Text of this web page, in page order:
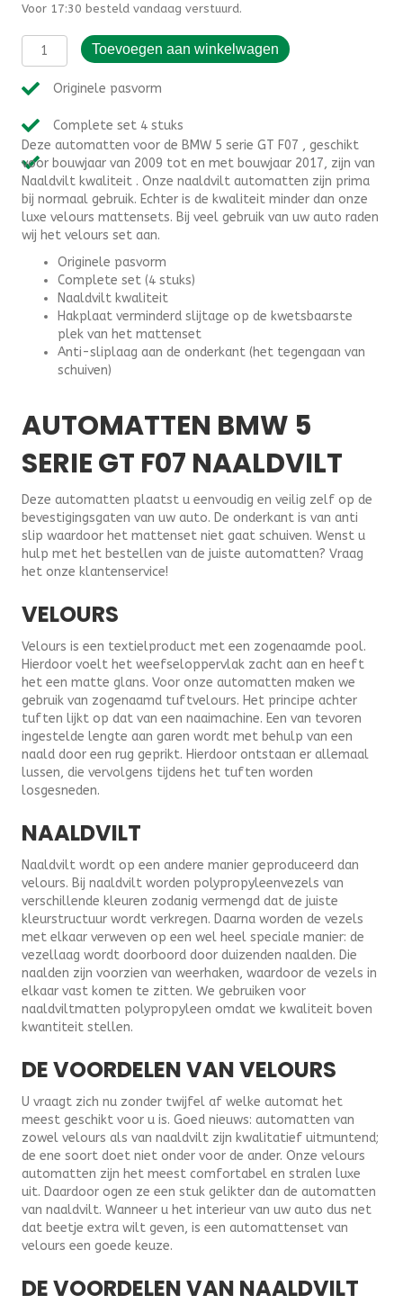
was:
€29,95.
is:
€24,95.
Voor 17:30 besteld vandaag verstuurd.
Automatten
BMW
serie
F07
(2009-
2017)
-
Naaldvilt
aantal
Toevoegen aan winkelwagen
Originele pasvorm
Complete set 4 stuks
Deze automatten voor de BMW 5 serie GT F07 , geschikt
voor bouwjaar van 2009 tot en met bouwjaar 2017, zijn van
Naaldvilt kwaliteit . Onze naaldvilt automatten zijn prima
bij normaal gebruik. Echter is de kwaliteit minder dan onze
luxe velours mattensets. Bij veel gebruik van uw auto raden
wij het velours set aan.
Originele pasvorm
Complete set (4 stuks)
Naaldvilt kwaliteit
Hakplaat verminderd slijtage op de kwetsbaarste
plek van het mattenset
Anti-sliplaag aan de onderkant (het tegengaan van
schuiven)
AUTOMATTEN BMW 5
SERIE GT F07 NAALDVILT
Deze automatten plaatst u eenvoudig en veilig zelf op de
bevestigingsgaten van uw auto. De onderkant is van anti
slip waardoor het mattenset niet gaat schuiven. Wenst u
hulp met het bestellen van de juiste automatten? Vraag
het onze klantenservice!
VELOURS
Velours is een textielproduct met een zogenaamde pool.
Hierdoor voelt het weefseloppervlak zacht aan en heeft
het een matte glans. Voor onze automatten maken we
gebruik van zogenaamd tuftvelours. Het principe achter
tuften lijkt op dat van een naaimachine. Een van tevoren
ingestelde lengte aan garen wordt met behulp van een
naald door een rug geprikt. Hierdoor ontstaan er allemaal
lussen, die vervolgens tijdens het tuften worden
losgesneden.
NAALDVILT
Naaldvilt wordt op een andere manier geproduceerd dan
velours. Bij naaldvilt worden polypropyleenvezels van
verschillende kleuren zodanig vermengd dat de juiste
kleurstructuur wordt verkregen. Daarna worden de vezels
met elkaar verweven op een wel heel speciale manier: de
vezellaag wordt doorboord door duizenden naalden. Die
naalden zijn voorzien van weerhaken, waardoor de vezels in
elkaar vast komen te zitten. We gebruiken voor
naaldviltmatten polypropyleen omdat we kwaliteit boven
kwantiteit stellen.
DE VOORDELEN VAN VELOURS
U vraagt zich nu zonder twijfel af welke automat het
meest geschikt voor u is. Goed nieuws: automatten van
zowel velours als van naaldvilt zijn kwalitatief uitmuntend;
de ene soort doet niet onder voor de ander. Onze velours
automatten zijn het meest comfortabel en stralen luxe
uit. Daardoor ogen ze een stuk gelikter dan de automatten
van naaldvilt. Wanneer u het interieur van uw auto dus net
dat beetje extra wilt geven, is een automattenset van
velours een goede keuze.
DE VOORDELEN VAN NAALDVILT